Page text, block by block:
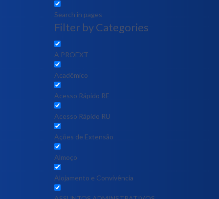
Search in pages
Filter by Categories
A PROEXT
Acadêmico
Acesso Rápido RE
Acesso Rápido RU
Ações de Extensão
Almoço
Alojamento e Convivência